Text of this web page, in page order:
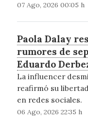
07 Ago, 2026 00:05 h
Paola Dalay
rumores de
Eduardo
La influencer
reafirmó su
en redes sociales.
06 Ago, 2026 22:35 h